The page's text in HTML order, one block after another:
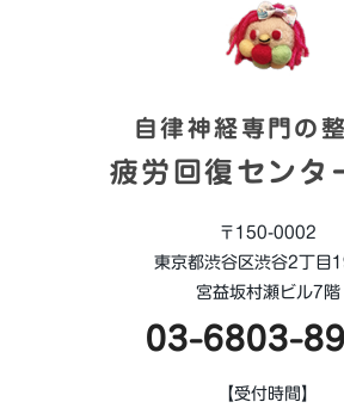
自律神経専門の
疲労回復センタ
〒150-0002
東京都渋谷区渋谷2丁目
宮益坂村瀬ビル7階
03-6803-
【受付時間】